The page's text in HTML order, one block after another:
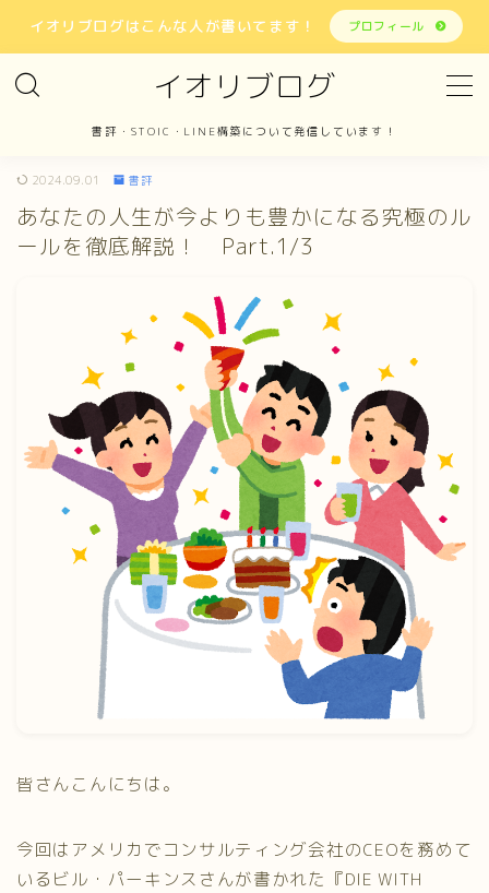
イオリブログはこんな人が書いてます！ プロフィール
イオリブログ
書評・STOIC・LINE構築について発信しています！
MENU
書評
お問い合わせ
プライバシーポリシー
2024.09.01 書評
あなたの人生が今よりも豊かになる究極のル
ールを徹底解説！ Part.1/3
皆さんこんにちは。
今回はアメリカでコンサルティング会社のCEOを務めて
いるビル・パーキンスさんが書かれた『DIE WITH